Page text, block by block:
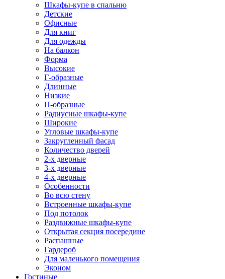
Шкафы-купе в спальню
Детские
Офисные
Для книг
Для одежды
На балкон
Форма
Высокие
Г-образные
Длинные
Низкие
П-образные
Радиусные шкафы-купе
Широкие
Угловые шкафы-купе
Закругленный фасад
Количество дверей
2-х дверные
3-х дверные
4-х дверные
Особенности
Во всю стену
Встроенные шкафы-купе
Под потолок
Раздвижные шкафы-купе
Открытая секция посередине
Распашные
Гардероб
Для маленького помещения
Эконом
Гостиные